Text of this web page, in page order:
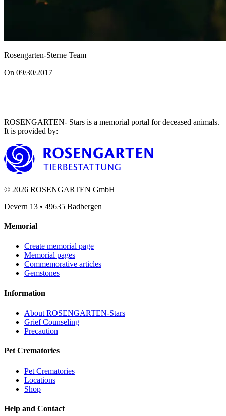
Rosengarten-Sterne Team
On 09/30/2017
ROSENGARTEN- Stars is a memorial portal for deceased animals.
It is provided by:
© 2026 ROSENGARTEN GmbH
Devern 13 • 49635 Badbergen
Memorial
Create memorial page
Memorial pages
Commemorative articles
Gemstones
Information
About ROSENGARTEN-Stars
Grief Counseling
Precaution
Pet Crematories
Pet Crematories
Locations
Shop
Help and Contact